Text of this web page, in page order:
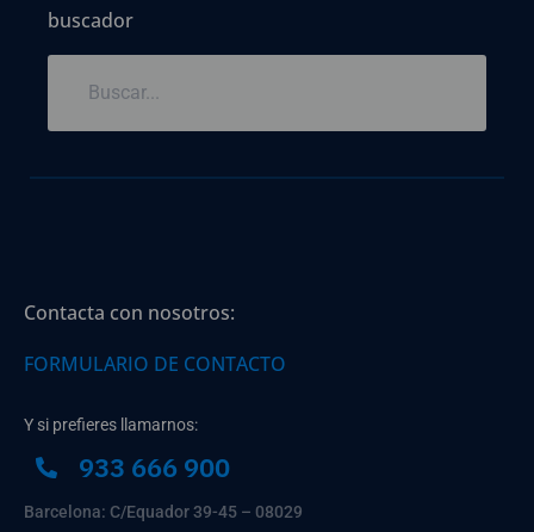
buscador
Contacta con nosotros:
FORMULARIO DE CONTACTO
Y si prefieres llamarnos:
933 666 900
Barcelona: C/Equador 39-45 – 08029